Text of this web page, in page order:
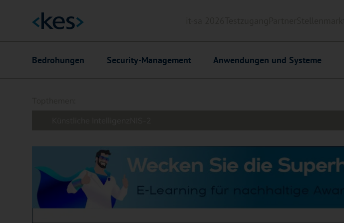
Hauptnavigation
Bedrohungen Security-Management Anwendungen und Systeme